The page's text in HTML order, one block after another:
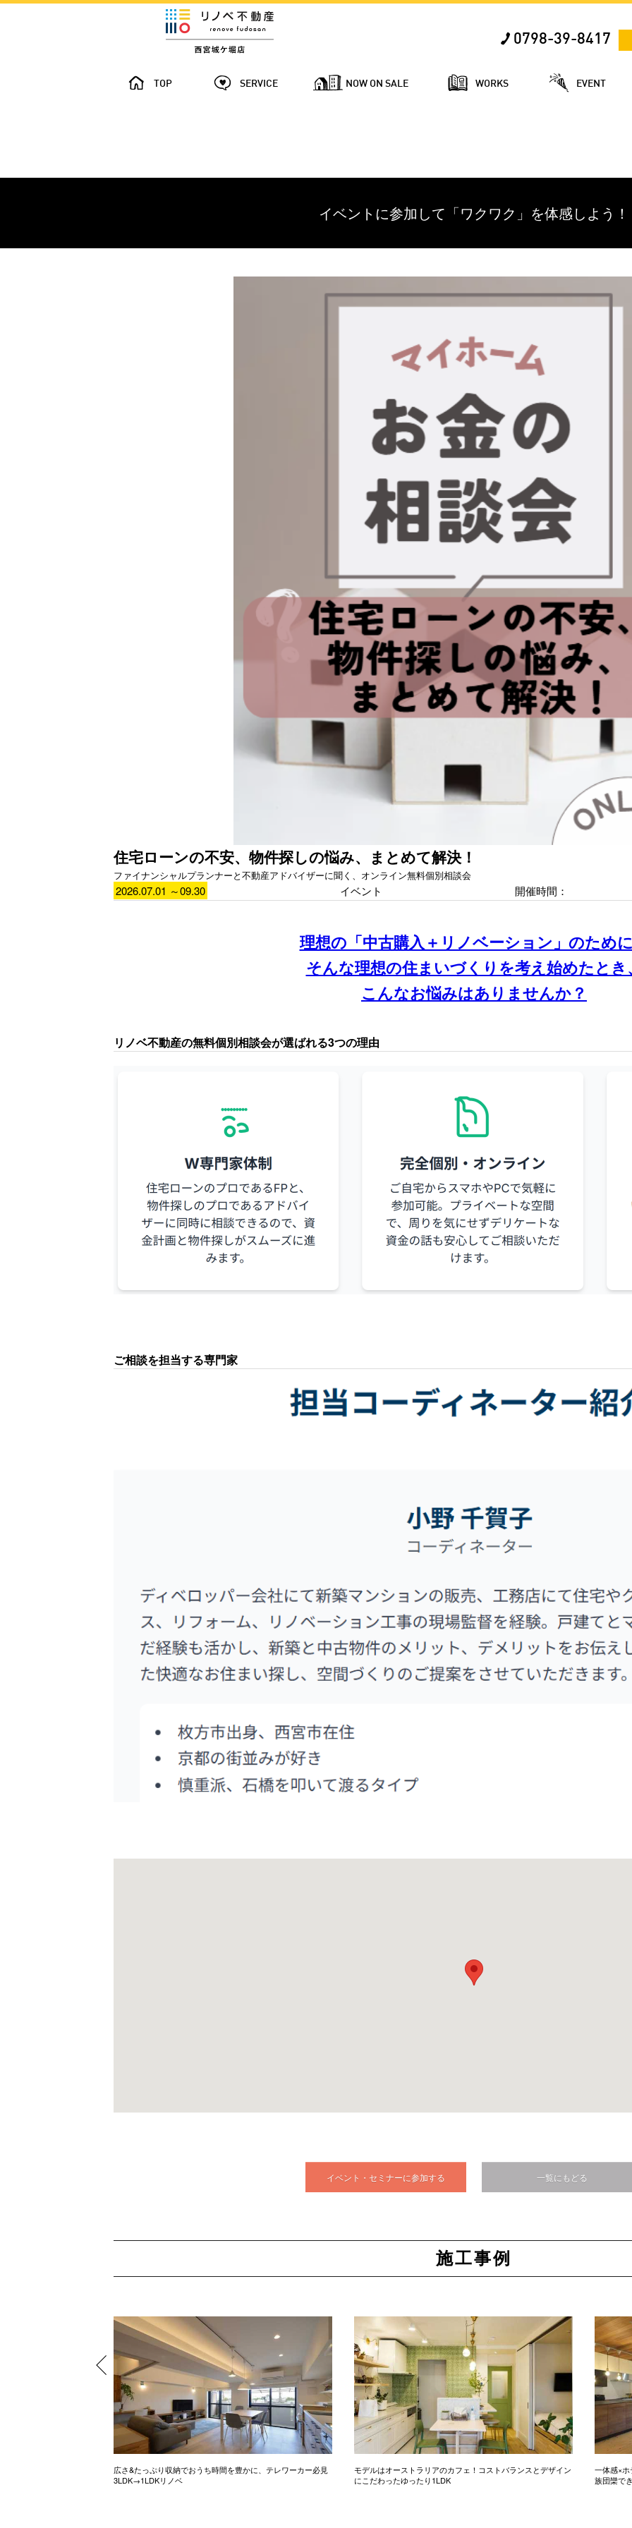
0798-39-8417
TOP SERVICE NOW ON SALE WORKS EVENT
イベントに参加して「ワクワク」を体感しよう！
住宅ローンの不安、物件探しの悩み、まとめて解決！
ファイナンシャルプランナーと不動産アドバイザーに聞く、オンライン無料個別相談会
2026.07.01 ～09.30 イベント 開催時間：
理想の「中古購入＋リノベーション」のため
そんな理想の住まいづくりを考え始めたとき
こんなお悩みはありませんか？
リノベ不動産の無料個別相談会が選ばれる3つの理由
ご相談を担当する専門家
イベント・セミナーに参加する 一覧にもどる
施工事例
広さ&たっぷり収納でおうち時間を豊かに、テレワーカー必見
3LDK→1LDKリノベ
モデルはオーストラリアのカフェ！コストバランスとデザイン
にこだわったゆったり1LDK
一体感×
族団欒で